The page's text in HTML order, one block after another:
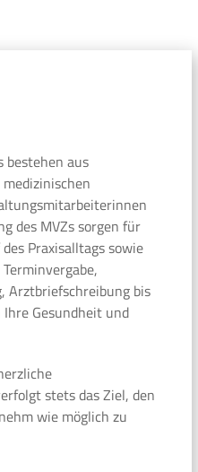
bestehen aus
des MVZs sorgen für
Praxisalltags sowie
Arztbriefschreibung bis
Gesundheit und
stets das Ziel, den
wie möglich zu